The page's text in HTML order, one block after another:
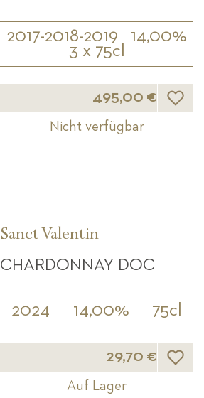
2017-2018-2019
14,00%
3 x 75cl
495,00 €
Nicht verfügbar
Sanct Valentin
CHARDONNAY DOC
2024 14,00% 75cl
29,70 €
Auf Lager